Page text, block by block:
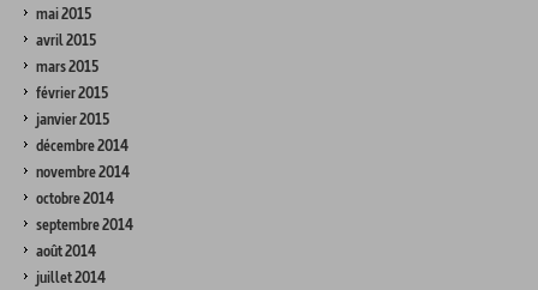
mai 2015
avril 2015
mars 2015
février 2015
janvier 2015
décembre 2014
novembre 2014
octobre 2014
septembre 2014
août 2014
juillet 2014